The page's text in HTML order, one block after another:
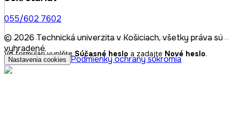
Vo formulári vyplňteSúčasné heslo a zadajte Nové heslo.
055/602 7602
© 2026 Technická univerzita v Košiciach, všetky práva sú
vyhradené.
Nastavenia cookies Podmienky ochrany súkromia